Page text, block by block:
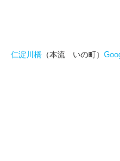
仁淀川橋 （本流　いの町）